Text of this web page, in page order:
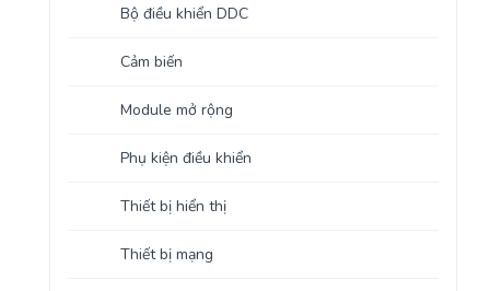
Tư vấn thiết kế, thi công tủ điều khiển
Thi công – Lắp đặt hệ thống HVAC
Bộ điều khiển DDC
Cảm biến
Module mở rộng
Phụ kiện điều khiển
Thiết bị hiển thị
Thiết bị mạng